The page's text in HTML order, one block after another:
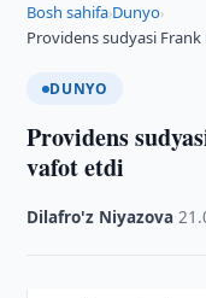
Bosh sahifa›Dunyo›
Providens sudyasi
DUNYO
Providens
vafot etdi
Dilafro'z Niyazova ·